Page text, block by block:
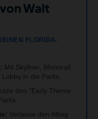
Walt
FLORIDA-
Mit Skyliner, Monorail
in die Parks.
den "Early Theme
Verlasse den Alltag